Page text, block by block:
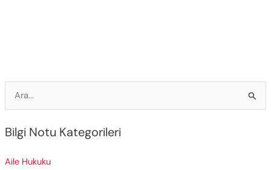
e
c
Bilgi Notu Kategorileri
Aile Hukuku